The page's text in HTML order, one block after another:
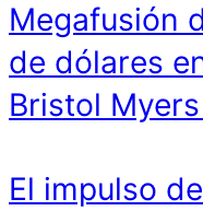
Megafusión
de dólares
Bristol
El impulso